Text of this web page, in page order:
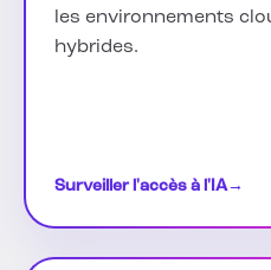
les environnements
hybrides.
Surveiller l'accès à l'IA→